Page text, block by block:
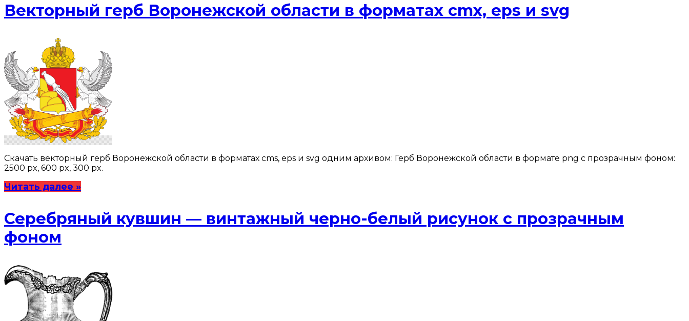
Векторный герб Воронежской области в форматах cmx, eps и svg
Скачать векторный герб Воронежской области в форматах cms, eps и svg одним архивом: Герб Воронежской области в формате png с прозрачным фоном:
2500 px, 600 px, 300 px.
Читать далее »
Серебряный кувшин — винтажный черно-белый рисунок с прозрачным
фоном